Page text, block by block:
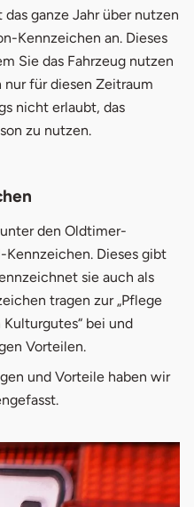
ganze Jahr über nutzen
Kennzeichen an. Dieses
Sie das Fahrzeug nutzen
nur für diesen Zeitraum
nicht erlaubt, das
zu nutzen.
den Oldtimer-
Kennzeichen. Dieses gibt
sie auch als
tragen zur „Pflege
bei und
Vorteilen.
und Vorteile haben wir